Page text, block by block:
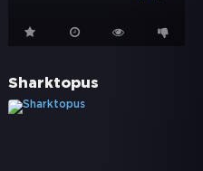
Sharktopus